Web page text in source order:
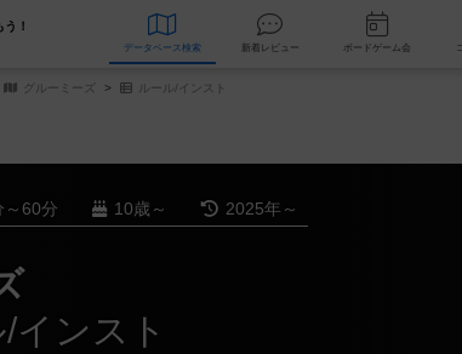
！
データベース 検索 新着レビュー ボード
グルーミーズ ルール/インスト
～60分 10歳～ 2025年～
インスト